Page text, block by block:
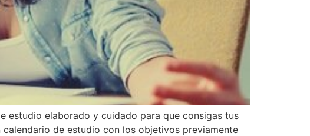
estudio elaborado y cuidado para que consigas tus
de estudio con los objetivos previamente